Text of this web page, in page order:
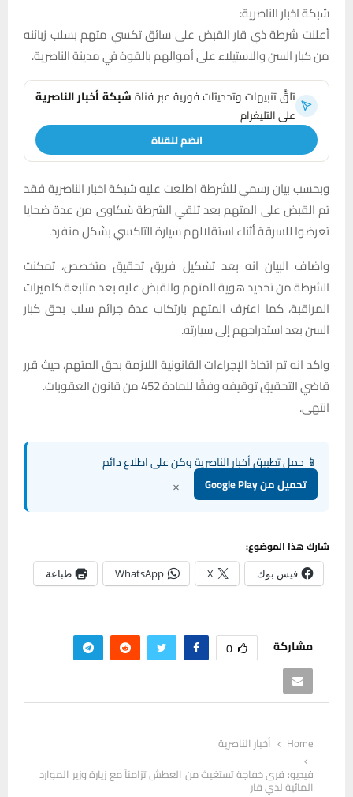
شبكة اخبار الناصرية:
أعلنت شرطة ذي قار القبض على سائق تكسي متهم بسلب زبائنه
من كبار السن والاستيلاء على أموالهم بالقوة في مدينة الناصرية.
تلقَّ تنبيهات وتحديثات فورية عبر قناةشبكة أخبار الناصرية
على التليغرام
انضم للقناة
وبحسب بيان رسمي للشرطة اطلعت عليه شبكة اخبار الناصرية فقد
تم القبض على المتهم بعد تلقي الشرطة شكاوى من عدة ضحايا
تعرضوا للسرقة أثناء استقلالهم سيارة التاكسي بشكل منفرد.
واضاف البيان انه بعد تشكيل فريق تحقيق متخصص، تمكنت
الشرطة من تحديد هوية المتهم والقبض عليه بعد متابعة كاميرات
المراقبة، كما اعترف المتهم بارتكاب عدة جرائم سلب بحق كبار
السن بعد استدراجهم إلى سيارته.
واكد انه تم اتخاذ الإجراءات القانونية اللازمة بحق المتهم، حيث قرر
قاضي التحقيق توقيفه وفقًا للمادة 452 من قانون العقوبات.
انتهى.
📱 حمل تطبيق أخبار الناصرية وكن على اطلاع دائم
تحميل من Google Play ×
شارك هذا الموضوع:
فيس بوك X
WhatsApp طباعة
مشاركة 0
Home
أخبار الناصرية
فيديو: قرى خفاجة تستغيث من العطش تزامناً مع زيارة وزير الموارد
المائية لذي قار